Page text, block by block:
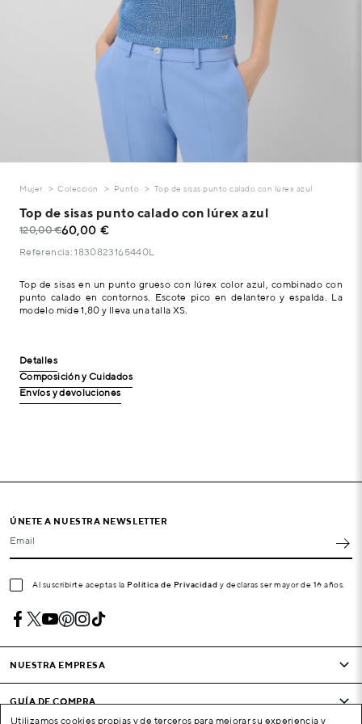
Mujer Colección Punto Top de sisas punto calado con lúrex azul
Top de sisas punto calado con lúrex azul
120,00 €60,00 €
Referencia: 1830823165440L
Top de sisas en un punto grueso con lúrex color azul, combinado con
punto calado en contornos. Escote pico en delantero y espalda. La
modelo mide 1,80 y lleva una talla XS.
Detalles
Composición y Cuidados
Envíos y devoluciones
ÚNETE A NUESTRA NEWSLETTER
Email
Al suscribirte aceptas la Política de Privacidad y declaras ser mayor de 16 años.
NUESTRA EMPRESA
GUÍA DE COMPRA
Utilizamos cookies propias y de terceros para mejorar su experiencia y